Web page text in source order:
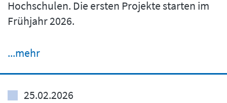
Hochschulen. Die ersten Projekte starten im
Frühjahr 2026.
...mehr
25.02.2026